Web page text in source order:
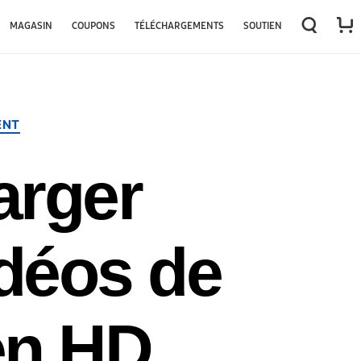
MAGASIN COUPONS TÉLÉCHARGEMENTS SOUTIEN
de